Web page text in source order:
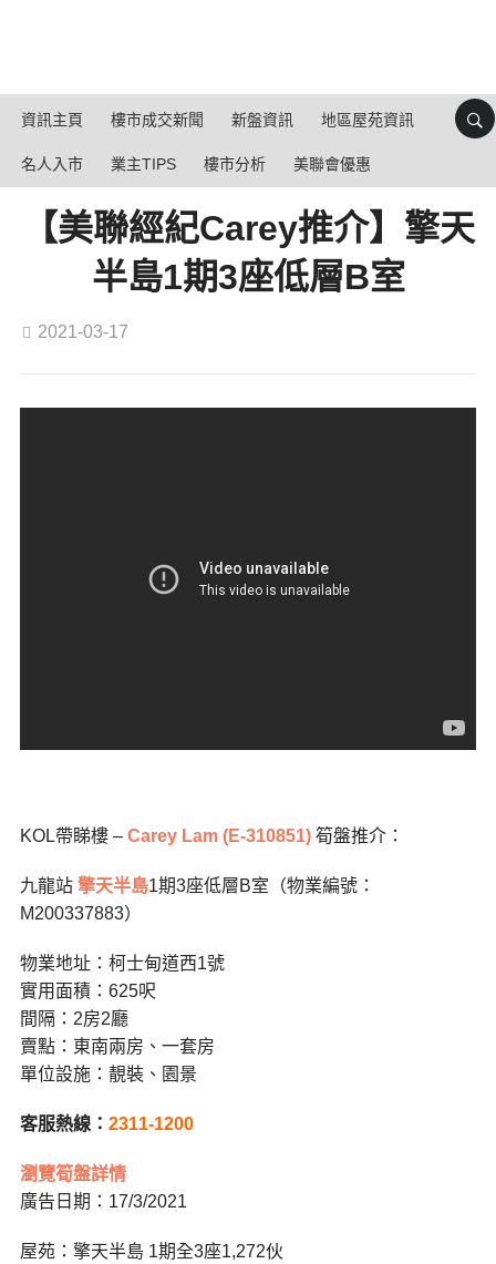
資訊主頁 樓市成交新聞 新盤資訊 地區屋苑資訊
名人入市 業主TIPS 樓市分析 美聯會優惠
【美聯經紀Carey推介】擎天
半島1期3座低層B室
2021-03-17
KOL帶睇樓 – Carey Lam (E-310851)筍盤推介：
九龍站 擎天半島1期3座低層B室（物業編號：
M200337883）
物業地址：柯士甸道西1號
實用面積：625呎
間隔：2房2廳
賣點：東南兩房、一套房
單位設施：靚裝、園景
客服熱線： 2311-1200
瀏覽筍盤詳情
廣告日期：17/3/2021
屋苑：擎天半島 1期全3座1,272伙